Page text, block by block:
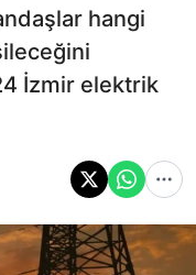
hangi
İzmir elektrik